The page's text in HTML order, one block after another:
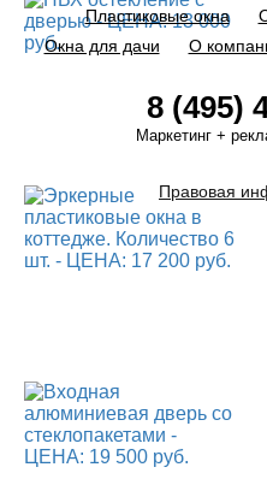
Пластиковые окна
Окна для дачи
О
8 (495)
Маркетинг +
Правовая